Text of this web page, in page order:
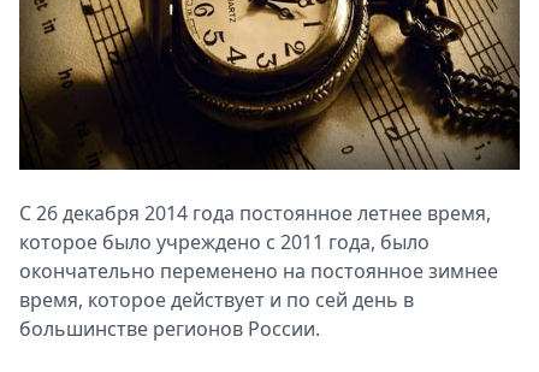
С 26 декабря 2014 года постоянное летнее время,
которое было учреждено с 2011 года, было
окончательно переменено на постоянное зимнее
время, которое действует и по сей день в
большинстве регионов России.